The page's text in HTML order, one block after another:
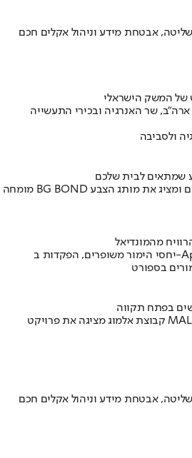
אבטחת מידע וניהול אקלים חכם
המשק הישראלי
שר האנרגיה ובכירי התעשייה
ולסביבה
שמתאים לבית שלכם
מהמונדיאל
בספורט
בפתח תקווה
קבוצת אלמוג מציגה את פרויקט MALA: מגדלי הפרימיום האחרונים
אבטחת מידע וניהול אקלים חכם